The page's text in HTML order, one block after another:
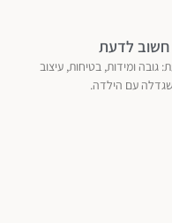
חשוב לדעת
ומידות, בטיחות, עיצוב
שגדלה עם הילדה.